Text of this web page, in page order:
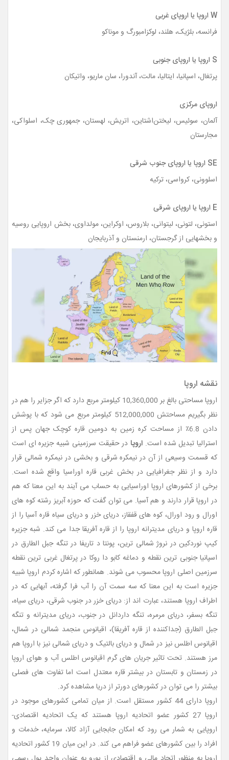
W اروپا یا اروپای غربی
فرانسه، بلژیک، هلند، لوکزامبورگ و موناکو
S اروپا یا اروپای جنوبی
پرتغال، اسپانیا، ایتالیا، مالت، آندورا، سان ماریو، واتیکان
اروپای مرکزی
آلمان، سوئیس، لیختن‌اشتاین، اتریش، لهستان، جمهوری چک، اسلواکی،
مجارستان
SE اروپا یا اروپای جنوب شرقی
اسلوونی، کرواسی، ترکیه
E اروپا یا اروپای شرقی
استونی، لتونی، لیتوانی، بلاروس، اوکراین، مولداوی، بخش اروپایی روسیه
و بخشهایی از گرجستان، ارمنستان و آذربایجان
نقشه اروپا
اروپا مساحتی بالغ بر 10,360,000 کیلومتر مربع دارد که اگر جزایر را هم در
نظر بگیریم مساحتش 512,000,000 کیلومتر مربع می شود که با پوشش
دادن 6.8٪ از مساحت کره زمین به دومین قاره کوچک جهان پس از
استرالیا تبدیل شده است. اروپا در حقیقت سرزمینی شبیه جزیره ای است
که قسمت وسیعی از آن در نیمکره شرقی و بخشی در نیمکره شمالی قرار
دارد و از نظر جغرافیایی در بخش غربی قاره اوراسیا واقع شده است.
برخی از کشورهای اروپا اوراسیایی به حساب می آیند به این معنا که هم
در اروپا قرار دارند و هم آسیا. می توان گفت که حوزه آبریز رشته کوه های
اورال و رود اورال، کوه های قفقاز، دریای خزر و دریای سیاه قاره آسیا را از
قاره اروپا و دریای مدیترانه اروپا را از قاره آفریقا جدا می کند. شبه جزیره
کیپ نوردکین در نروژ شمالی ترین، پونتا د تاریفا در تنگه جبل الطارق در
اسپانیا جنوبی ترین نقطه و دماغه کابو دا روکا در پرتغال غربی ترین نقطه
سرزمین اصلی اروپا محسوب می شوند. همانطور که اشاره کردم اروپا شبیه
جزیره است به این معنا که سه سمت آن را آب فرا گرفته، آبهایی که در
اطراف اروپا هستند، عبارت اند از: دریای خزر در جنوب شرقی، دریای سیاه،
تنگه بسفر، دریای مرمره، تنگه داردانل در جنوب، دریای مدیترانه و تنگه
جبل الطارق (جداکننده از قاره آفریقا)، اقیانوس منجمد شمالی در شمال،
اقیانوس اطلس نیز در شمال و دریای بالتیک و دریای شمالی نیز با اروپا هم
مرز هستند. تحت تاثیر جریان های گرم اقیانوس اطلس آب و هوای اروپا
در زمستان و تابستان در بیشتر قاره معتدل است اما تفاوت های فصلی
بیشتر را می توان در کشورهای دورتر از دریا مشاهده کرد.
اروپا دارای 44 کشور مستقل است. از میان تمامی کشورهای موجود در
اروپا 27 کشور عضو اتحادیه اروپا هستند که یک اتحادیه اقتصادی-
اروپایی به شمار می رود که امکان جابجایی آزاد کالا، سرمایه، خدمات و
افراد را بین کشورهای عضو فراهم می کند. در این میان 19 کشور اتحادیه